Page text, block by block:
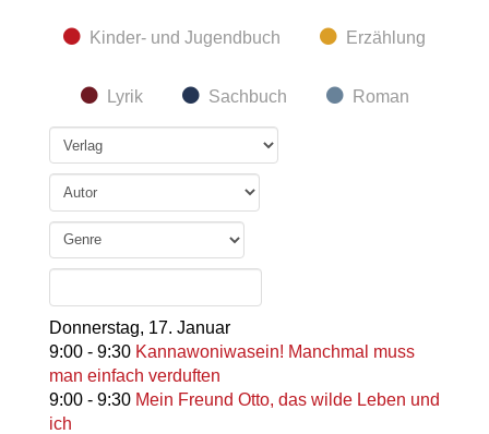
Kinder- und Jugendbuch Erzählung
Lyrik Sachbuch Roman
Donnerstag, 17. Januar
9:00- 9:30 Kannawoniwasein! Manchmal muss
man einfach verduften
9:00- 9:30 Mein Freund Otto, das wilde Leben und
ich